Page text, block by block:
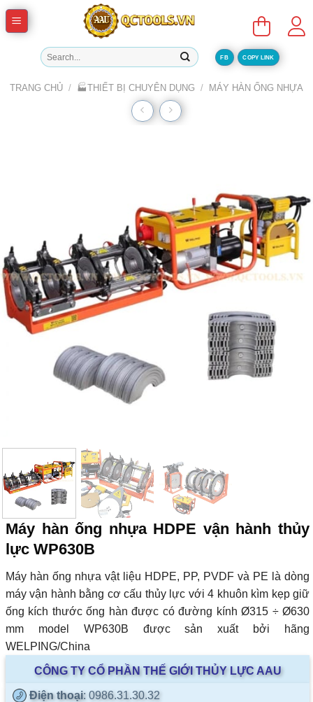
Skip
Tìm
kiếm:
FB COPY LINK
TRANG CHỦ / 🏭THIẾT BỊ CHUYÊN DỤNG / MÁY HÀN ỐNG NHỰA
Máy hàn ống nhựa HDPE vận hành thủy
lực WP630B
Máy hàn ống nhựa vật liệu HDPE, PP, PVDF và PE là dòng
máy vận hành bằng cơ cấu thủy lực với 4 khuôn kìm kẹp giữ
ống kích thước ống hàn được có đường kính Ø315 ÷ Ø630
mm model WP630B được sản xuất bởi hãng
WELPING/China
CÔNG TY CỔ PHẦN THẾ GIỚI THỦY LỰC AAU
Điện thoại: 0986.31.30.32